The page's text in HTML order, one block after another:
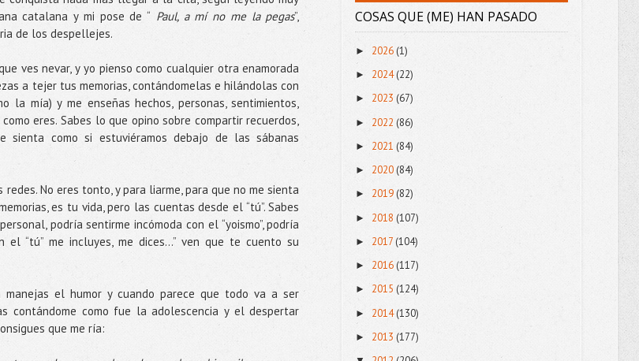
catalana y mi pose de “ Paul, a mí no me la pegas”,
de los despellejes.
ves nevar, y yo pienso como cualquier otra enamorada
a tejer tus memorias, contándomelas e hilándolas con
la mía) y me enseñas hechos, personas, sentimientos,
eres. Sabes lo que opino sobre compartir recuerdos,
sienta como si estuviéramos debajo de las sábanas
No eres tonto, y para liarme, para que no me sienta
es tu vida, pero las cuentas desde el “tú”. Sabes
podría sentirme incómoda con el “yoismo”, podría
“tú” me incluyes, me dices...” ven que te cuento su
manejas el humor y cuando parece que todo va a ser
contándome como fue la adolescencia y el despertar
que me ría:
COSAS QUE (ME) HAN PASADO
► 2026 (1)
► 2024(22)
► 2023 (67)
► 2022 (86)
► 2021 (84)
► 2020(84)
► 2019(82)
► 2018 (107)
► 2017 (104)
► 2016(117)
► 2015 (124)
► 2014(130)
► 2013 (177)